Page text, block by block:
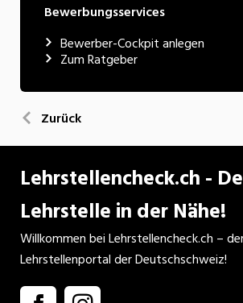
Bewerbungsservices
Bewerber-Cockpit anlegen
Zum Ratgeber
Zurück
Lehrstellencheck.ch -
Lehrstelle in der Nähe!
Willkommen bei Lehrstellencheck.ch –
Lehrstellenportal der Deutschschweiz!